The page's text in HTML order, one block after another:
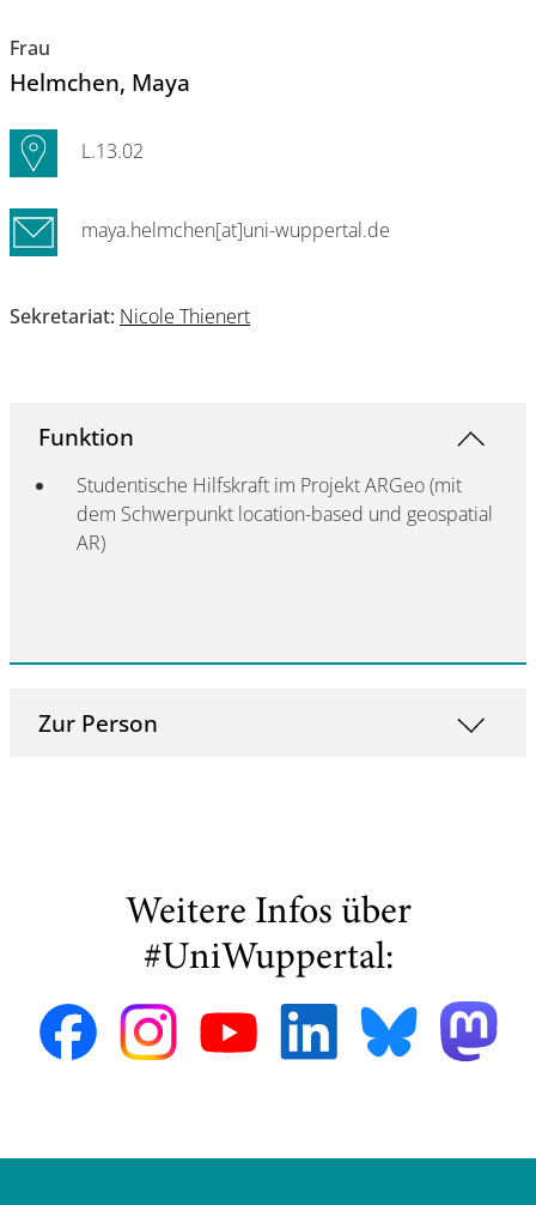
Frau
Helmchen, Maya
L.13.02
maya.helmchen[at]uni-wuppertal.de
Sekretariat: Nicole Thienert
Funktion
Studentische Hilfskraft im Projekt ARGeo (mit
dem Schwerpunkt location-based und geospatial
AR)
Zur Person
Weitere Infos über
#UniWuppertal: